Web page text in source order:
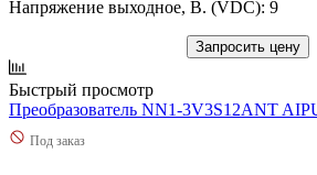
Напряжение выходное, В. (VDC): 9
Запросить цену
Быстрый просмотр
Преобразователь NN1-3V3S12ANT
Под заказ